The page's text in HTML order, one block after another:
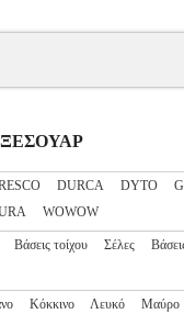
DURCA DYTO
WOWOW
Βάσεις τοίχου Σέλες
Κόκκινο Λευκό Μαύρο